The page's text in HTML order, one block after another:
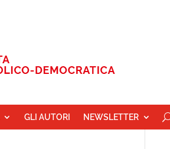
GLI AUTORI NEWSLETTER